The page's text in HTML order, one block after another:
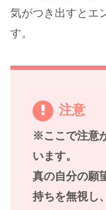
気がつき出すとエ
す。
注意
※ここで注意
います。
真の自分の願
持ちを無視し